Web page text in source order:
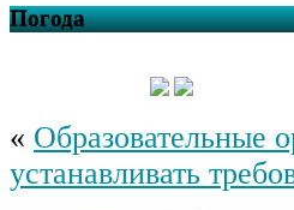
Погода
« Образовательные
устанавливать